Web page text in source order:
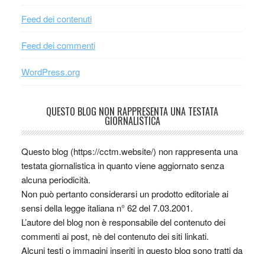
Feed dei contenuti
Feed dei commenti
WordPress.org
QUESTO BLOG NON RAPPRESENTA UNA TESTATA
GIORNALISTICA
Questo blog (https://cctm.website/) non rappresenta una
testata giornalistica in quanto viene aggiornato senza
alcuna periodicità.
Non può pertanto considerarsi un prodotto editoriale ai
sensi della legge italiana n° 62 del 7.03.2001.
L’autore del blog non è responsabile del contenuto dei
commenti ai post, nè del contenuto dei siti linkati.
Alcuni testi o immagini inseriti in questo blog sono tratti da